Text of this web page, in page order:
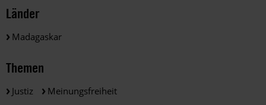
Länder
Madagaskar
Themen
Justiz
Meinungsfreiheit